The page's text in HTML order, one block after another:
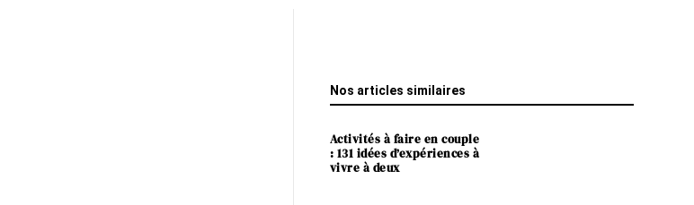
Nos articles similaires
Activités à faire en couple
: 131 idées d’expériences à
vivre à deux